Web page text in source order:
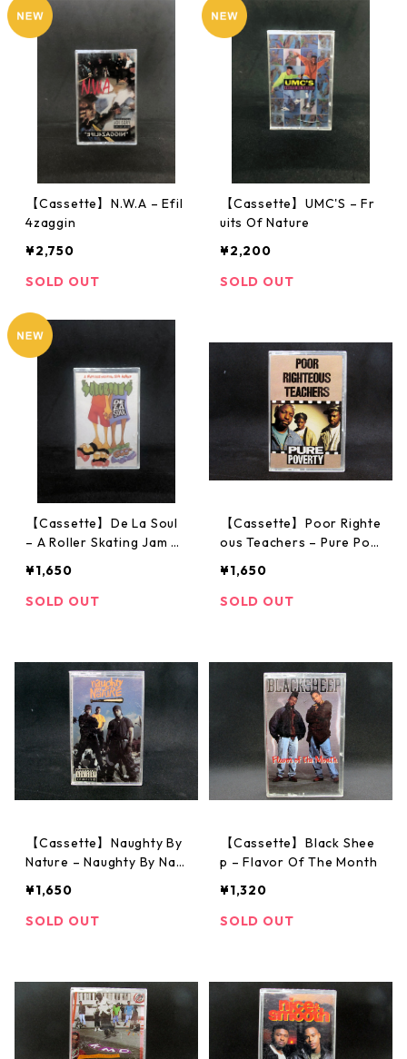
【Cassette】N.W.A – Efil
4zaggin
¥2,750
SOLD OUT
【Cassette】UMC'S – Fr
uits Of Nature
¥2,200
SOLD OUT
【Cassette】De La Soul
– A Roller Skating Jam N
¥1,650
SOLD OUT
【Cassette】Poor Righte
ous Teachers – Pure Pov
¥1,650
SOLD OUT
【Cassette】Naughty By
Nature ‎– Naughty By Nat
¥1,650
SOLD OUT
【Cassette】Black Shee
p – Flavor Of The Month
¥1,320
SOLD OUT